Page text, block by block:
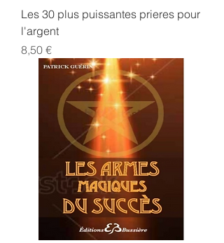
Les 30 plus puissantes prieres pour
l'argent
Prix
8,50 €